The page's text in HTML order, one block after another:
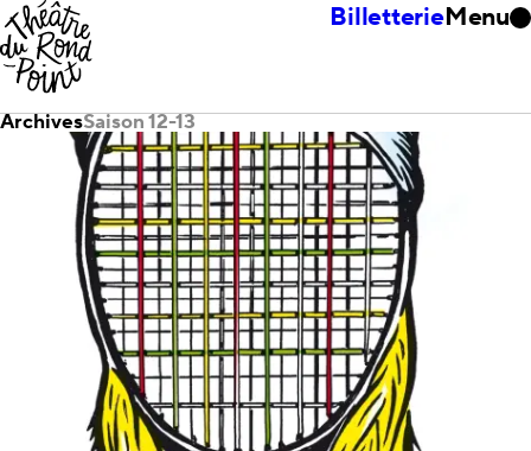
BilletterieMenu
ArchivesSaison 12-13